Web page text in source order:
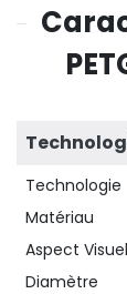
Technologie
Matériau
Aspect Visuel
Diamètre